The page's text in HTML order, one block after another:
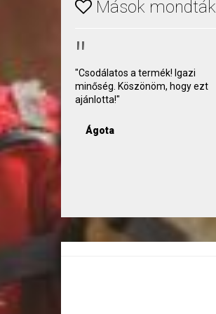
Mások mondták
"
"Csodálatos a termék! Igazi
minőség. Köszönöm, hogy ezt
ajánlotta!"
Ágota